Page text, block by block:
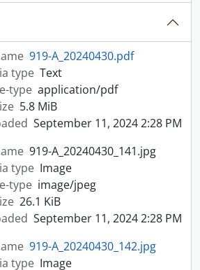
919-A_20240430.pdf
type Text
type application/pdf
5.8 MiB
September 11, 2024 2:28 PM
919-A_20240430_141.jpg
type Image
type image/jpeg
26.1 KiB
September 11, 2024 2:28 PM
919-A_20240430_142.jpg
type Image